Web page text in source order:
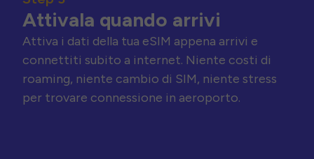
Attivala quando arrivi
Attiva i dati della tua eSIM appena arrivi e
connettiti subito a internet. Niente costi di
roaming, niente cambio di SIM, niente stress
per trovare connessione in aeroporto.